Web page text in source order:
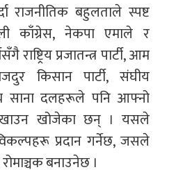
राजनीतिक बहुलताले स्पष्ट
काँग्रेस, नेकपा एमाले र
राष्ट्रिय प्रजातन्त्र पार्टी, आम
किसान पार्टी, संघीय
साना दलहरूले पनि आफ्नो
खोजेका छन् । यसले
प्रदान गर्नेछ, जसले
बनाउनेछ ।